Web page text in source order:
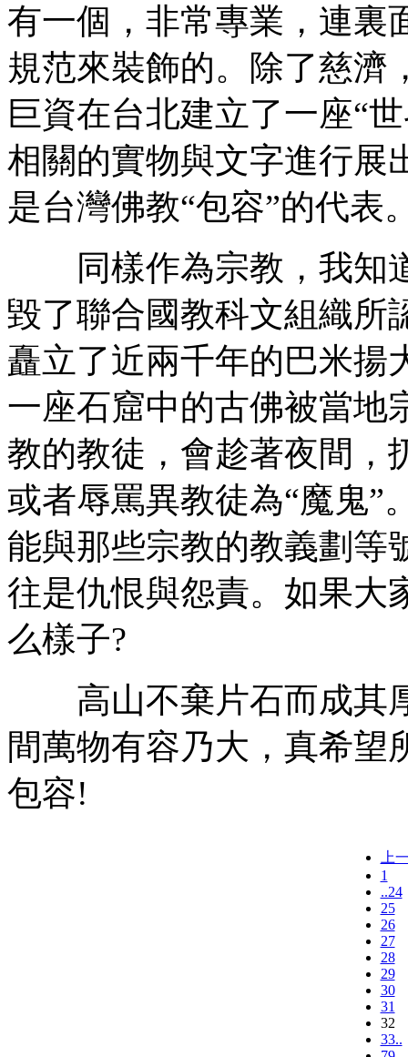
有一個，非常專業，連裏
規范來裝飾的。除了慈濟
巨資在台北建立了一座“
相關的實物與文字進行展
是台灣佛教“包容”的代表
同樣作為宗教，我知
毀了聯合國教科文組織
矗立了近兩千年的巴米揚
一座石窟中的古佛被當地
教的教徒，會趁著夜間，
或者辱罵異教徒為“魔鬼”
能與那些宗教的教義劃等
往是仇恨與怨責。如果大
么樣子?
高山不棄片石而成其
間萬物有容乃大，真希望
包容!
上
1
..24
25
26
27
28
29
30
31
32
33..